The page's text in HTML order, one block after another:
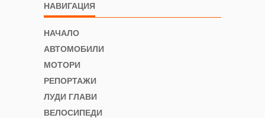
НАВИГАЦИЯ
НАЧАЛО
АВТОМОБИЛИ
МОТОРИ
РЕПОРТАЖИ
ЛУДИ ГЛАВИ
ВЕЛОСИПЕДИ